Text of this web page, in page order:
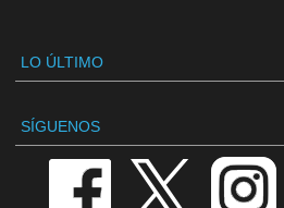
LO ÚLTIMO
SÍGUENOS